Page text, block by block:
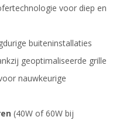
voor diep en
buiteninstallaties
geoptimaliseerde grille
nauwkeurige
(40W of 60W bij